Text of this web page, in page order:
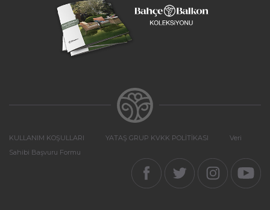
KULLANIM KOŞULLARI YATAŞ GRUP KVKK POLİTİKASI
Veri
Sahibi Başvuru Formu